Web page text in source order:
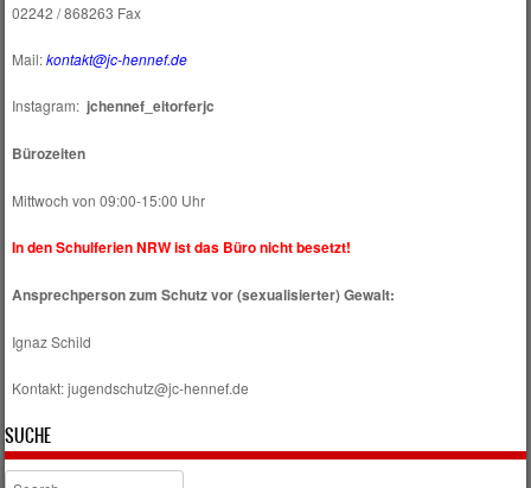
02242 / 868263 Fax
Mail:kontakt@jc-hennef.de
Instagram: jchennef_eitorferjc
Bürozeiten
Mittwoch von 09:00-15:00 Uhr
In den Schulferien NRW ist das Büro nicht besetzt!
Ansprechperson zum Schutz vor (sexualisierter) Gewalt:
Ignaz Schild
Kontakt: jugendschutz@jc-hennef.de
SUCHE
Search